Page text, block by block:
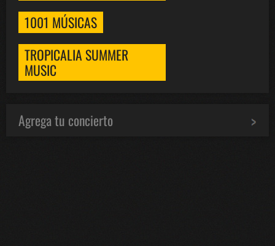
1001 MÚSICAS
TROPICALIA SUMMER
MUSIC
Agrega tu concierto